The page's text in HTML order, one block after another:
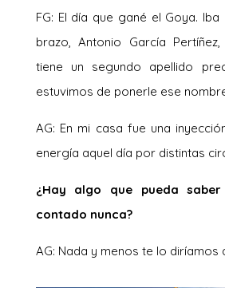
FG: El día que gané el Goya.
brazo, Antonio García
tiene un segundo apellido
estuvimos de ponerle ese
AG: En mi casa fue una
energía aquel día por distintas
¿Hay algo que pueda
contado nunca?
AG: Nada y menos te lo diríamos